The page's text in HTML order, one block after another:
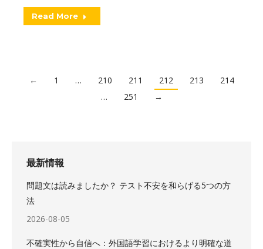
Read More
← 1 … 210 211 212 213
214
…
251 →
最新情報
問題文は読みましたか？ テスト不安を和らげる5つの方
法
2026-08-05
不確実性から自信へ：外国語学習におけるより明確な道